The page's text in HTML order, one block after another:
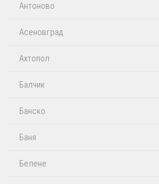
Антоново
Асеновград
Ахтопол
Балчик
Банско
Баня
Белене